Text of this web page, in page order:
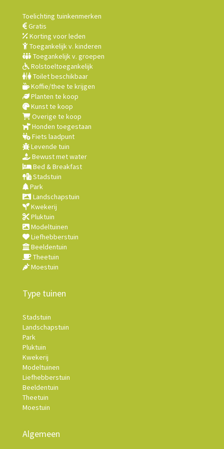
Toelichting tuinkenmerken
Gratis
Korting voor leden
Toegankelijk v. kinderen
Toegankelijk v. groepen
Rolstoeltoegankelijk
Toilet beschikbaar
Koffie/thee te krijgen
Planten te koop
Kunst te koop
Overige te koop
Honden toegestaan
Fiets laadpunt
Levende tuin
Bewust met water
Bed & Breakfast
Stadstuin
Park
Landschapstuin
Kwekerij
Pluktuin
Modeltuinen
Liefhebberstuin
Beeldentuin
Theetuin
Moestuin
Type tuinen
Stadstuin
Landschapstuin
Park
Pluktuin
Kwekerij
Modeltuinen
Liefhebberstuin
Beeldentuin
Theetuin
Moestuin
Algemeen